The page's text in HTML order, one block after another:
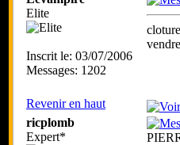
Elite
Inscrit le: 03/07/2006
Messages: 1202
Revenir en haut
ricplomb
Expert*